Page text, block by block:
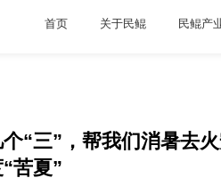
首页 关于民鲲 民鲲产
“三”，帮我们消暑去
“苦夏”